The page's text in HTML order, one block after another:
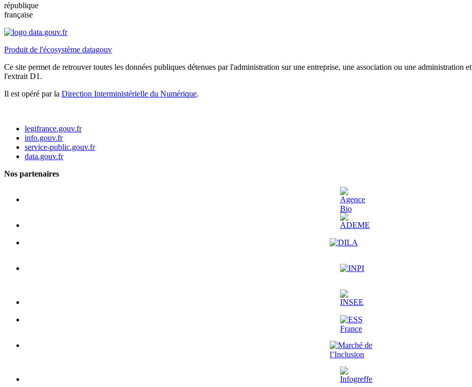
république
française
Produit de l'écosystème datagouv
Ce site permet de retrouver toutes les données publiques détenues par l'administration sur une entreprise, une association ou une administration et
l'extrait D1.
Il est opéré par la Direction Interministérielle du Numérique.
legifrance.gouv.fr
info.gouv.fr
service-public.gouv.fr
data.gouv.fr
Nos partenaires